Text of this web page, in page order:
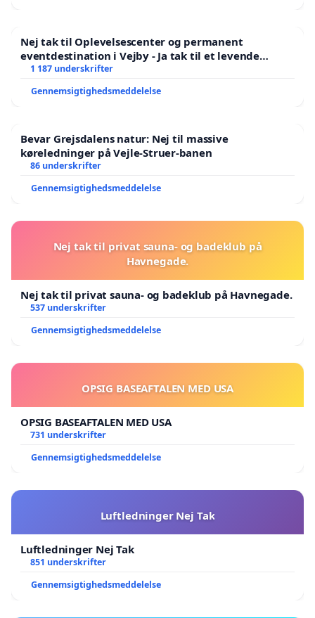
Nej tak til Oplevelsescenter og permanent
eventdestination i Vejby - Ja tak til et levende
lokalområde i balance
1 187 underskrifter
Gennemsigtighedsmeddelelse
Bevar Grejsdalens natur: Nej til massive
køreledninger på Vejle-Struer-banen
86 underskrifter
Gennemsigtighedsmeddelelse
Nej tak til privat sauna- og badeklub på
Havnegade.
Nej tak til privat sauna- og badeklub på Havnegade.
537 underskrifter
Gennemsigtighedsmeddelelse
OPSIG BASEAFTALEN MED USA
OPSIG BASEAFTALEN MED USA
731 underskrifter
Gennemsigtighedsmeddelelse
Luftledninger Nej Tak
Luftledninger Nej Tak
851 underskrifter
Gennemsigtighedsmeddelelse